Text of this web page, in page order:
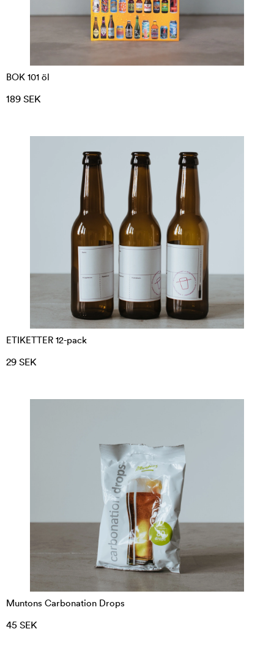
BOK 101 öl
189 SEK
ETIKETTER 12-pack
29 SEK
Muntons Carbonation Drops
45 SEK